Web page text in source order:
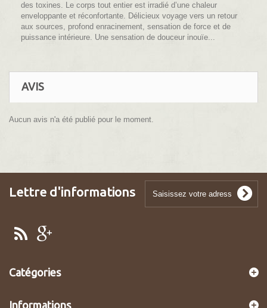
des toxines. Le corps tout entier est irradié d’une chaleur
enveloppante et réconfortante. Délicieux voyage vers un retour
aux sources, profond enracinement, sensation de force et de
puissance intérieure. Une sensation de douceur inouïe...
AVIS
Aucun avis n'a été publié pour le moment.
Lettre d'informations
Catégories
Informations